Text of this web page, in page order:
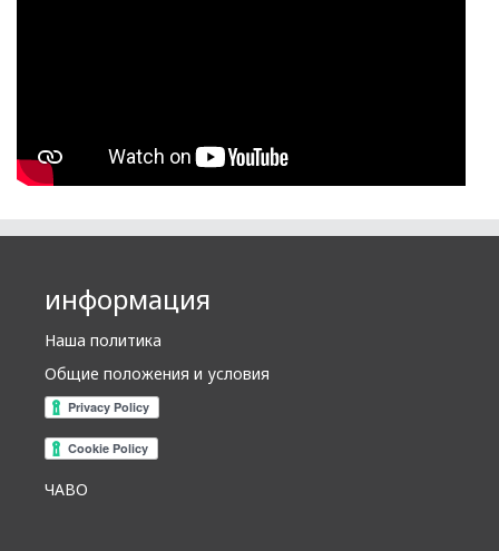
информация
Наша политика
Общие положения и условия
ЧАВО